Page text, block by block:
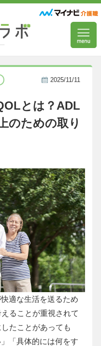
2025/11/11
とは？ADL
のための取り
適な生活を送るため
ることが重視されて
たことがあっても
「具体的には何をす